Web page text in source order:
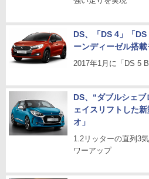
DS、「DS 4」「
ーンディーゼル搭
2017年1月に「DS 5
DS、“ダブルシェブ
ェイスリフトした
オ」
1.2リッターの直列3
ワーアップ